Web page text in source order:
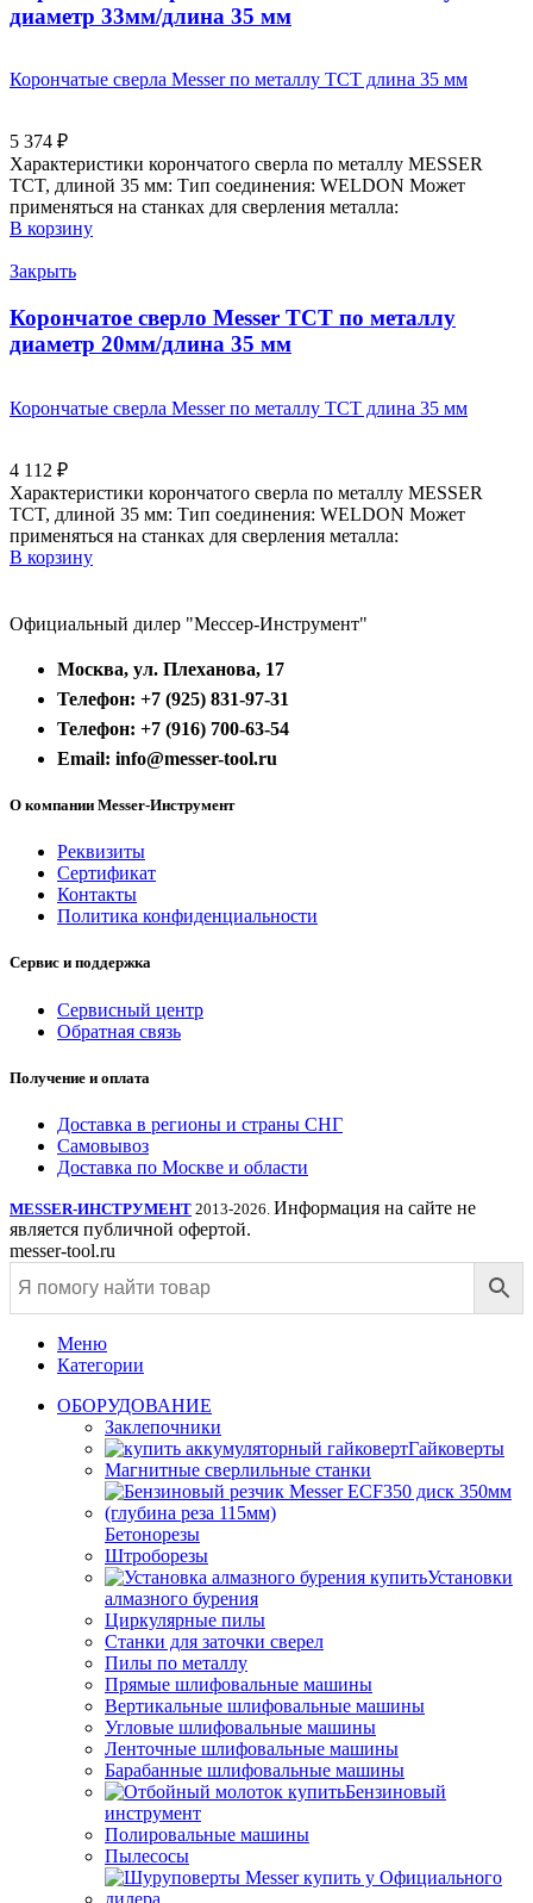
диаметр 33мм/длина 35 мм
Корончатые сверла Messer по металлу ТСТ длина 35 мм
5 374 ₽
Характеристики корончатого сверла по металлу MESSER
TCT, длиной 35 мм: Тип соединения: WELDON Может
применяться на станках для сверления металла:
В корзину
Закрыть
Корончатое сверло Messer ТСТ по металлу
диаметр 20мм/длина 35 мм
Корончатые сверла Messer по металлу ТСТ длина 35 мм
4 112 ₽
Характеристики корончатого сверла по металлу MESSER
TCT, длиной 35 мм: Тип соединения: WELDON Может
применяться на станках для сверления металла:
В корзину
Официальный дилер "Мессер-Инструмент"
Москва, ул. Плеханова, 17
Телефон: +7 (925) 831-97-31
Телефон: +7 (916) 700-63-54
Email: info@messer-tool.ru
О компании Messer-Инструмент
Реквизиты
Сертификат
Контакты
Политика конфиденциальности
Сервис и поддержка
Сервисный центр
Обратная связь
Получение и оплата
Доставка в регионы и страны СНГ
Самовывоз
Доставка по Москве и области
MESSER-ИНСТРУМЕНТ 2013-2026. Информация на сайте не
является публичной офертой.
messer-tool.ru
Меню
Категории
ОБОРУДОВАНИЕ
Заклепочники
Гайковерты
Магнитные сверлильные станки
Бетонорезы
Штроборезы
Установки
алмазного бурения
Циркулярные пилы
Станки для заточки сверел
Пилы по металлу
Прямые шлифовальные машины
Вертикальные шлифовальные машины
Угловые шлифовальные машины
Ленточные шлифовальные машины
Барабанные шлифовальные машины
Бензиновый
инструмент
Полировальные машины
Пылесосы